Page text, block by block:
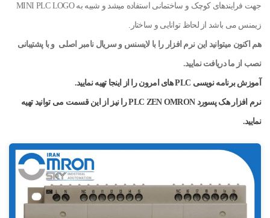
جهت فرایندهای کوچک و ساختمانی استفاده میشد و شبیه به MINI PLC LOGO
زیمنس می باشد از لحاظ توانایی و ساختار.
هم اکنون میتوانید این نرم افزار را با لایسنس و سریال نامبر اصلی و با پشتیبانی
نصب از ما دریافت نمایید.
آموزش برنامه نویسی PLC های امرون را از اینجا تهیه نمایید.
نرم افزار هک پسورد PLC ZEN OMRON را نیز از این قسمت می توانید تهیه
نمایید.